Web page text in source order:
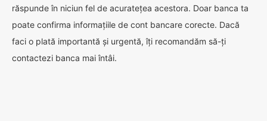
răspunde în niciun fel de acuratețea acestora. Doar banca ta
poate confirma informațiile de cont bancare corecte. Dacă
faci o plată importantă și urgentă, îți recomandăm să-ți
contactezi banca mai întâi.